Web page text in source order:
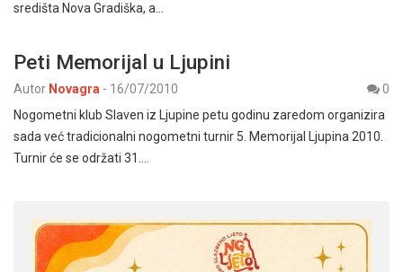
središta Nova Gradiška, a…
Peti Memorijal u Ljupini
Autor Novagra - 16/07/2010
0
Nogometni klub Slaven iz Ljupine petu godinu zaredom organizira
sada već tradicionalni nogometni turnir 5. Memorijal Ljupina 2010.
Turnir će se održati 31.…